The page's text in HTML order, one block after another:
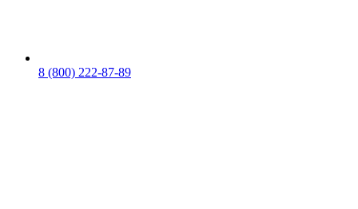
8 (800) 222-87-89